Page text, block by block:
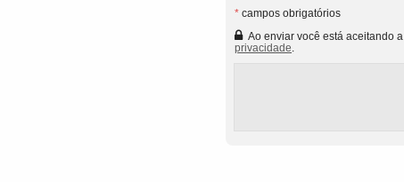
* campos obrigatórios
Ao enviar você está aceitando a
privacidade.